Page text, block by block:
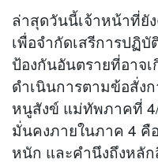
ล่าสุดวันนี้เจ้าหน้าที่ยั
เพื่อจำกัดเสรีการปฏิ
ป้องกันอันตรายที่อาจ
ดำเนินการตามข้อสั่ง
หนูสังข์ แม่ทัพภาคที่
มั่นคงภายในภาค 4 คื
หนัก และคำนึงถึงหลั